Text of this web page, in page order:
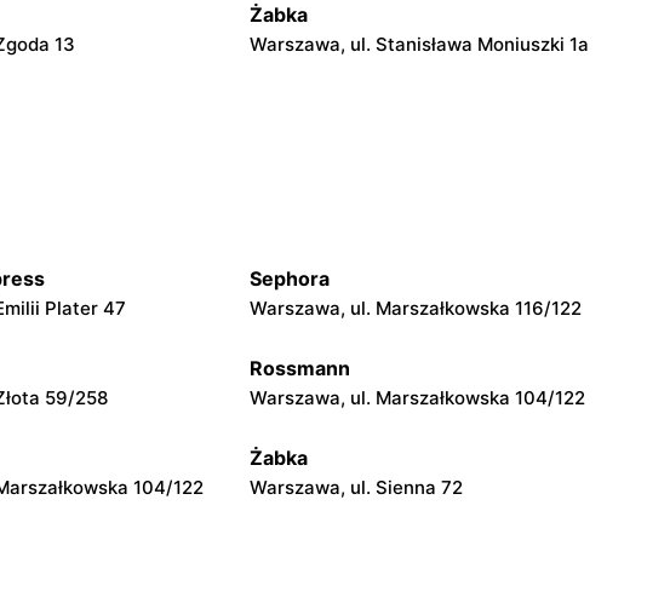
13
Żabka
Warszawa, ul. Stanisława Moniuszki 1a
14
Żabka
Żabka
Plater 47
Sephora
Warszawa, ul. Marszałkowska 116/122
59/258
Rossmann
Warszawa, ul. Marszałkowska 104/122
104/122
Żabka
Warszawa, ul. Sienna 72